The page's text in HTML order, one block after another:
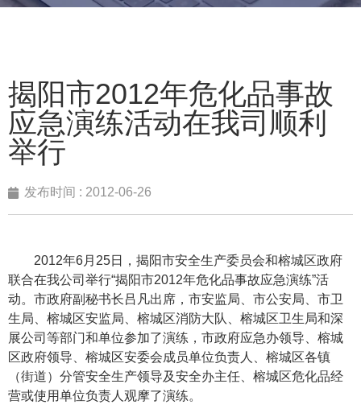
揭阳市2012年危化品事故
应急演练活动在我司顺利
举行
发布时间 : 2012-06-26
2012年6月25日，揭阳市安全生产委员会和榕城区政府
联合在我公司举行“揭阳市2012年危化品事故应急演练”活
动。市政府副秘书长吕凡出席，市安监局、市公安局、市卫
生局、榕城区安监局、榕城区消防大队、榕城区卫生局和深
展公司等部门和单位参加了演练，市政府应急办领导、榕城
区政府领导、榕城区安委会成员单位负责人、榕城区各镇
（街道）分管安全生产领导及安全办主任、榕城区危化品经
营或使用单位负责人观摩了演练。